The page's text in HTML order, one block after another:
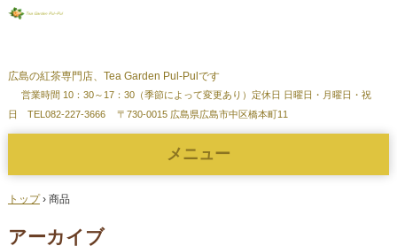
広島の紅茶専門店、Tea Garden Pul-Pulです
営業時間 10：30～17：30（季節によって変更あり）定休日 日曜日・月曜日・祝
日
TEL082-227-3666 〒730-0015 広島県広島市中区橋本町11
メニュー
ン
ン
トップ › 商品
アーカイブ